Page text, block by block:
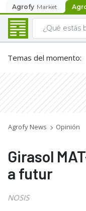
Agrofy Market
Temas del momento:
Agrofy News Opinión
Girasol
a futur
NOSIS